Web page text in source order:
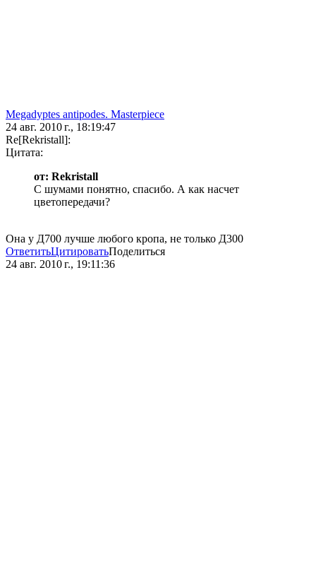
Megadyptes antipodes. Masterpiece
24 авг. 2010 г., 18:19:47
Re[Rekristall]:
Цитата:
от: Rekristall
С шумами понятно, спасибо. А как насчет
цветопередачи?
Она у Д700 лучше любого кропа, не только Д300
ОтветитьЦитироватьПоделиться
24 авг. 2010 г., 19:11:36